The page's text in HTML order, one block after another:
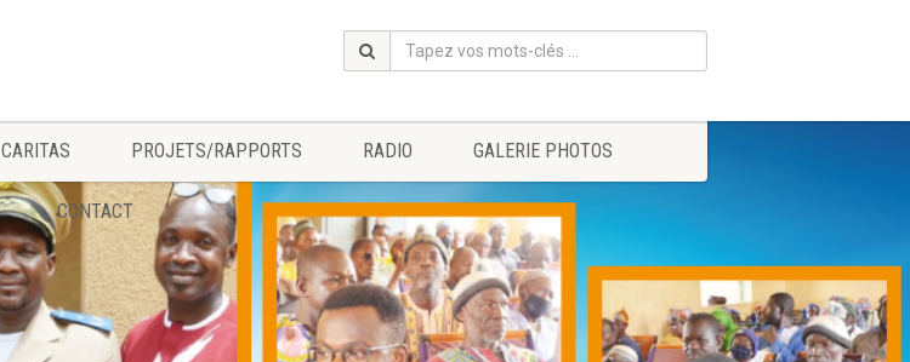
CARITAS PROJETS/RAPPORTS RADIO GALERIE PHOTOS
CONTACT